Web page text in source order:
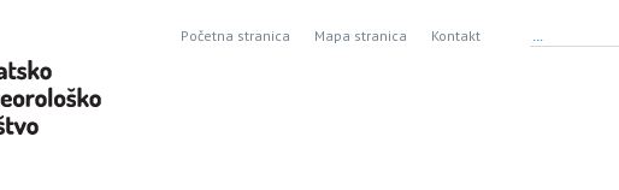
Početna stranica Mapa stranica Kontakt